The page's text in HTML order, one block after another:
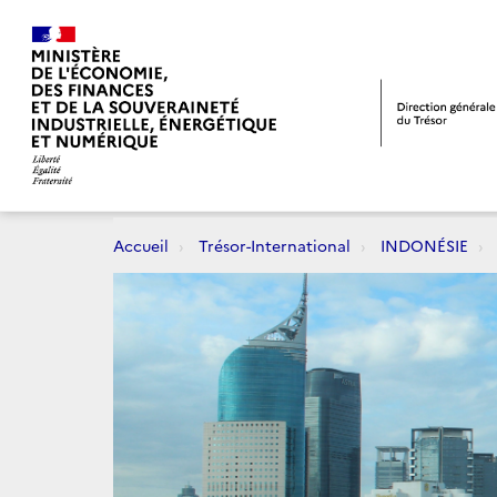
Accueil Trésor-International INDONÉSIE